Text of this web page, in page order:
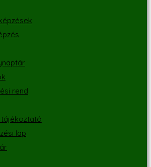
rend
tájékoztató
lap